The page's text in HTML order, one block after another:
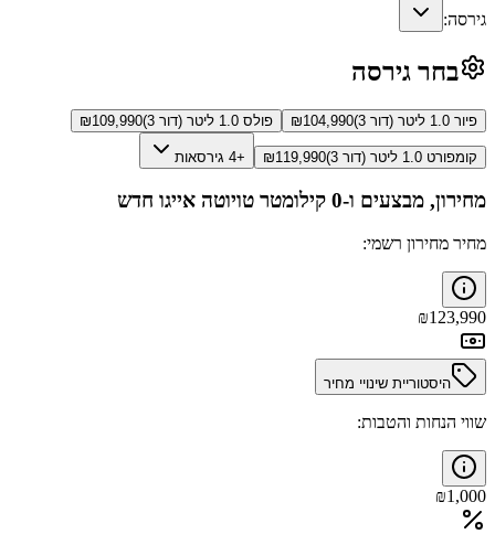
גירסה:
בחר גירסה
פיור 1.0 ליטר (דור 3) ₪104,990 פולס 1.0 ליטר (דור 3) ₪109,990
קומפורט 1.0 ליטר (דור 3) ₪119,990 +4 גירסאות
מחירון, מבצעים ו-0 קילומטר טויוטה אייגו חדש
מחיר מחירון רשמי:
₪123,990
היסטוריית שינויי מחיר
שווי הנחות והטבות:
₪1,000